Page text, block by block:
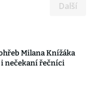
Další
Milana Knížáka
nečekaní řečníci